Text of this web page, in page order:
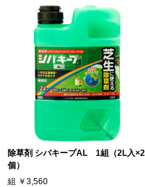
除草剤 シバキープAL 1組（2L入×2
個）
組 ￥3,560